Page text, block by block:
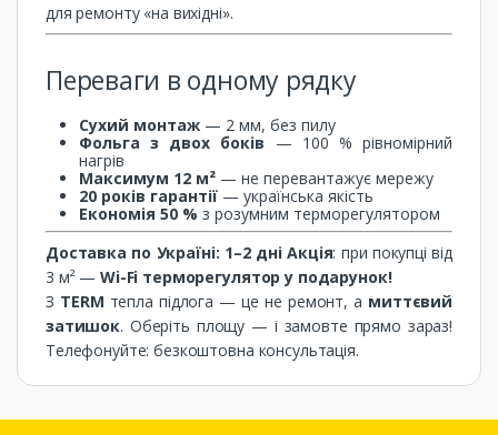
для ремонту «на вихідні».
Переваги в одному рядку
Сухий монтаж — 2 мм, без пилу
Фольга з двох боків — 100 % рівномірний
нагрів
Максимум 12 м² — не перевантажує мережу
20 років гарантії — українська якість
Економія 50 % з розумним терморегулятором
Доставка по Україні: 1–2 дні Акція: при покупці від
3 м² —Wi-Fi терморегулятор у подарунок!
З TERM тепла підлога — це не ремонт, а миттєвий
затишок. Оберіть площу — і замовте прямо зараз!
Телефонуйте: безкоштовна консультація.